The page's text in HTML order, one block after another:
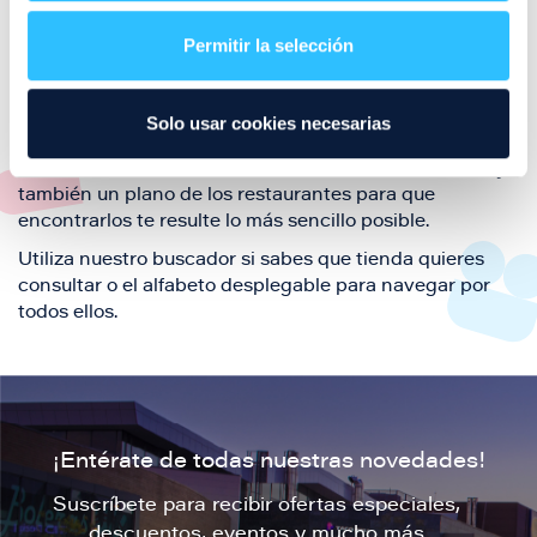
Permitir la selección
Solo usar cookies necesarias
también de nuestra oferta de ocio y shopping durante
tu visita.
El este directorio de restaurantes de Puerto Venecia
también un plano de los restaurantes para que
encontrarlos te resulte lo más sencillo posible.
Utiliza nuestro buscador si sabes que tienda quieres
consultar o el alfabeto desplegable para navegar por
todos ellos.
¡Entérate de todas nuestras novedades!
Suscríbete para recibir ofertas especiales,